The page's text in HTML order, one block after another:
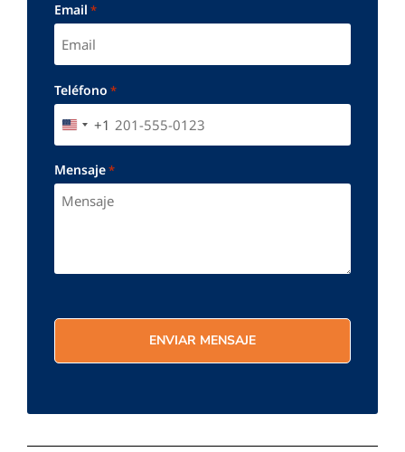
Email *
Teléfono *
UNITED STATES +1
+1
Mensaje*